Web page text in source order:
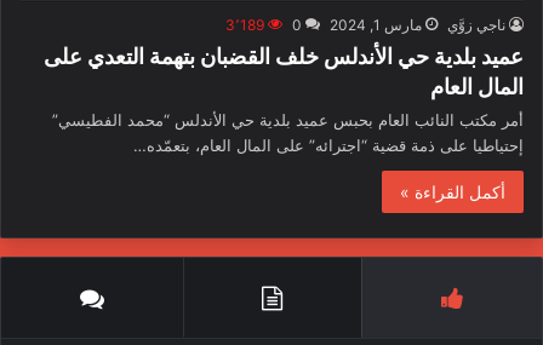
ناجي زوَّي مارس 1, 2024 0 3٬189
عميد بلدية حي الأندلس خلف القضبان بتهمة التعدي على
المال العام
أمر مكتب النائب العام بحبس عميد بلدية حي الأندلس “محمد الفطيسي”
إحتياطيا على ذمة قضية “اجترائه” على المال العام، بتعمّده…
أكمل القراءة »